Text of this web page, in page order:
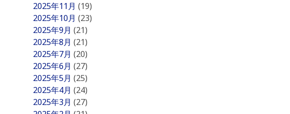
2025年11月 (19)
2025年10月 (23)
2025年9月 (21)
2025年8月 (21)
2025年7月 (20)
2025年6月 (27)
2025年5月 (25)
2025年4月 (24)
2025年3月 (27)